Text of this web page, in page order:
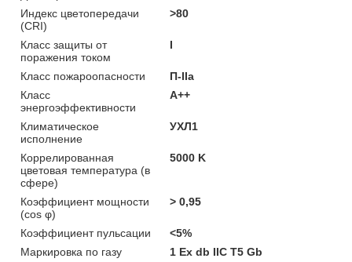
Индекс цветопередачи
(CRI)
>80
Класс защиты от
поражения током
I
Класс пожароопасности
П-ІІа
Класс
энергоэффективности
A++
Климатическое
исполнение
УХЛ1
Коррелированная
цветовая температура (в
сфере)
5000 K
Коэффициент мощности
(cos φ)
> 0,95
Коэффициент пульсации
<5%
Маркировка по газу
1 Ex db IIC T5 Gb